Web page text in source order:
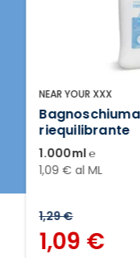
NEAR YOUR XXX
Bagnoschiuma
riequilibrante
1.000ml ℮
1,09 € al ML
1,29 €
1,09 €